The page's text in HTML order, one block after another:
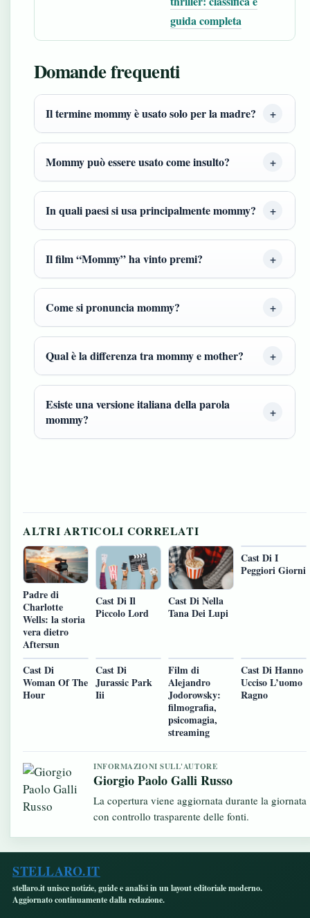
guida completa
Domande frequenti
Il termine mommy è usato solo per la madre?
Mommy può essere usato come insulto?
In quali paesi si usa principalmente mommy?
Il film “Mommy” ha vinto premi?
Come si pronuncia mommy?
Qual è la differenza tra mommy e mother?
Esiste una versione italiana della parola
mommy?
ALTRI ARTICOLI CORRELATI
Padre di
Charlotte
Wells: la storia
vera dietro
Aftersun
Cast Di Il
Piccolo Lord
Cast Di Nella
Tana Dei Lupi
Cast Di I
Peggiori Giorni
Cast Di
Woman Of The
Hour
Cast Di
Jurassic Park
Iii
Film di
Alejandro
Jodorowsky:
filmografia,
psicomagia,
streaming
Cast Di Hanno
Ucciso L’uomo
Ragno
INFORMAZIONI SULL'AUTORE
Giorgio Paolo Galli Russo
La copertura viene aggiornata durante la giornata
con controllo trasparente delle fonti.
STELLARO.IT
stellaro.it unisce notizie, guide e analisi in un layout editoriale moderno.
Aggiornato continuamente dalla redazione.